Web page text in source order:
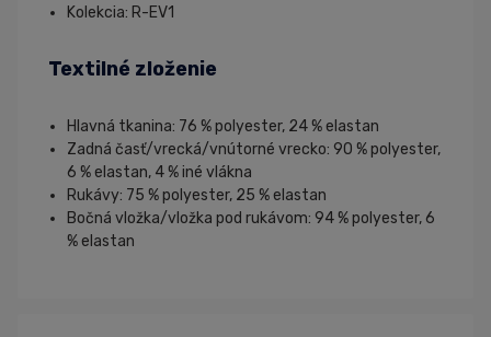
Kolekcia: R-EV1
Textilné zloženie
Hlavná tkanina: 76 % polyester, 24 % elastan
Zadná časť/vrecká/vnútorné vrecko: 90 % polyester,
6 % elastan, 4 % iné vlákna
Rukávy: 75 % polyester, 25 % elastan
Bočná vložka/vložka pod rukávom: 94 % polyester, 6
% elastan